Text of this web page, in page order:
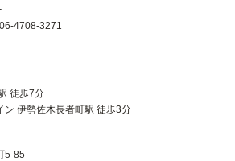
4708-3271
徒歩7分
ン 伊勢佐木長者町駅 徒歩3分
5-85